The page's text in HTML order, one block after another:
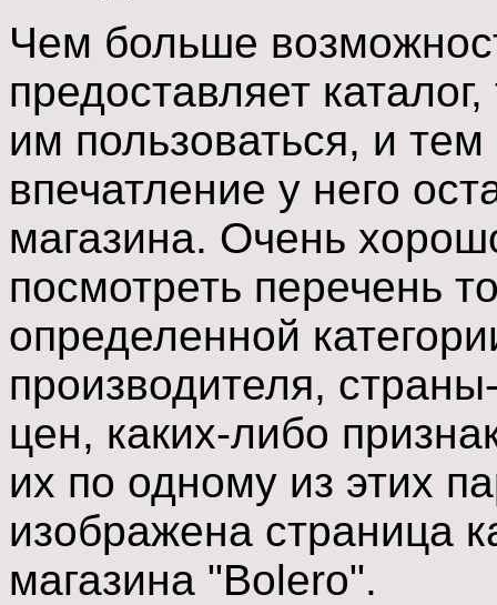
Чем больше
предоставляет
им пользоваться, и
впечатление у него
магазина. Очень
посмотреть перечень
определенной
производителя,
цен, каких-либо
их по одному из этих
изображена страница
магазина "Bolero".